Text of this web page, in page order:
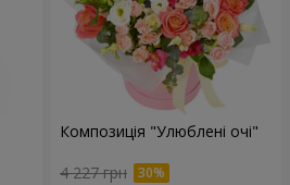
Композиція "Улюблені очі"
4 227 грн